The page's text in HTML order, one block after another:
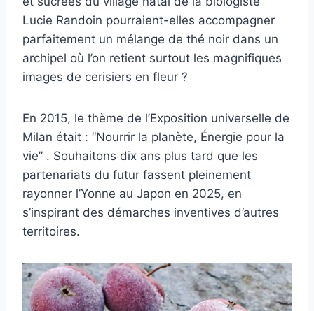
Lucie Randoin pourraient-elles accompagner
parfaitement un mélange de thé noir dans un
archipel où l’on retient surtout les magnifiques
images de cerisiers en fleur ?
En 2015, le thème de l’Exposition universelle de
Milan était : “Nourrir la planète, Énergie pour la
vie” . Souhaitons dix ans plus tard que les
partenariats du futur fassent pleinement
rayonner l’Yonne au Japon en 2025, en
s’inspirant des démarches inventives d’autres
territoires.